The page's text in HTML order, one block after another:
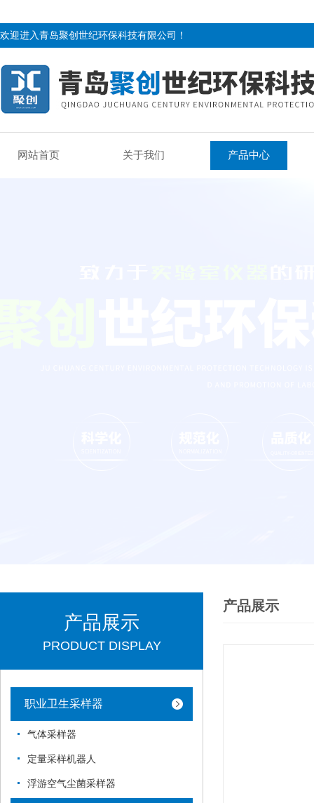
欢迎进入青岛聚创世纪环保科技有限公司！
网站首页 关于我们 产品中心
产品展示
PRODUCT DISPLAY
职业卫生采样器
气体采样器
定量采样机器人
浮游空气尘菌采样器
产品展示